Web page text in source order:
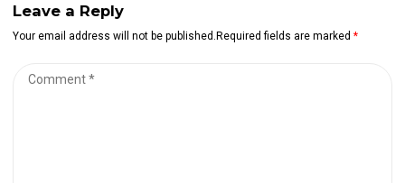
Leave a Reply
Your email address will not be published.Required fields are marked *
Comment